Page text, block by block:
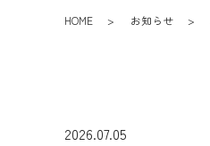
HOME お知らせ
2026.07.05